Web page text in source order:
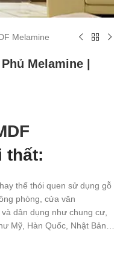
Melamine
Melamine |
thất:
thế thói quen sử dụng gỗ
phòng, cửa văn
dân dụng như chung cư,
Mỹ, Hàn Quốc, Nhật Bản…